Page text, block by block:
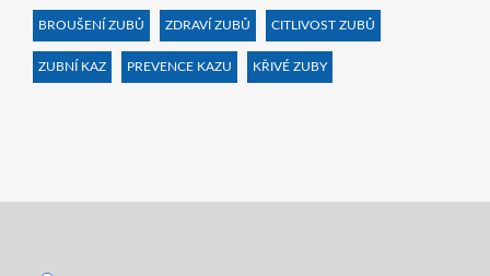
BROUŠENÍ ZUBŮ ZDRAVÍ ZUBŮ CITLIVOST ZUBŮ
ZUBNÍ KAZ PREVENCE KAZU KŘIVÉ ZUBY